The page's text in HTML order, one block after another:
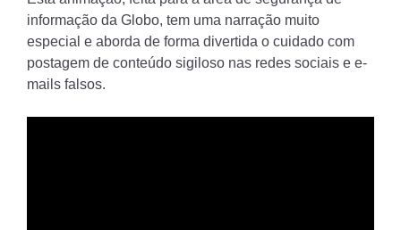
informação da Globo, tem uma narração muito
especial e aborda de forma divertida o cuidado com
postagem de conteúdo sigiloso nas redes sociais e e-
mails falsos.